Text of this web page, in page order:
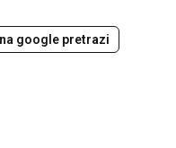
google pretrazi